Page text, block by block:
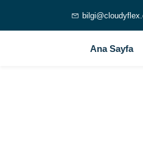
Ana Sayfa